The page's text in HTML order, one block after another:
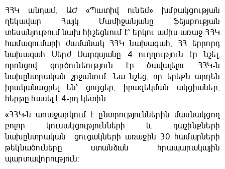
ՀՀԿ անդամ, ԱԺ «Պատիվ ունեմ» խմբակցության
ղեկավար Հայկ Մամիջանյանը ֆեյսբուքյան
տեսանյութում նախ հիշեցնում է՝ երկու ամիս առաջ ՀՀԿ
համագումարի ժամանակ ՀՀԿ նախագահ, ՀՀ երրորդ
նախագահ Սերժ Սարգսյանը 4 ուղղություն էր նշել,
որոնցով գործունեություն էր ծավալելու ՀՀԿ-ն
նախընտրական շրջանում։ Նա նշեց, որ երեքն արդեն
իրականացրել են՝ ցույցեր, իրազեկման ակցիաներ,
հերթը հասել է 4-րդ կետին։
«ՀՀԿ-ն առաջարկում է ընտրություններին մասնակցող
բոլոր կուսակցությունների և դաշինքների
նախընտրական ցուցակների առաջին 30 համարների
թեկնածուները ստանձան հրապարակային
պարտավորություն։